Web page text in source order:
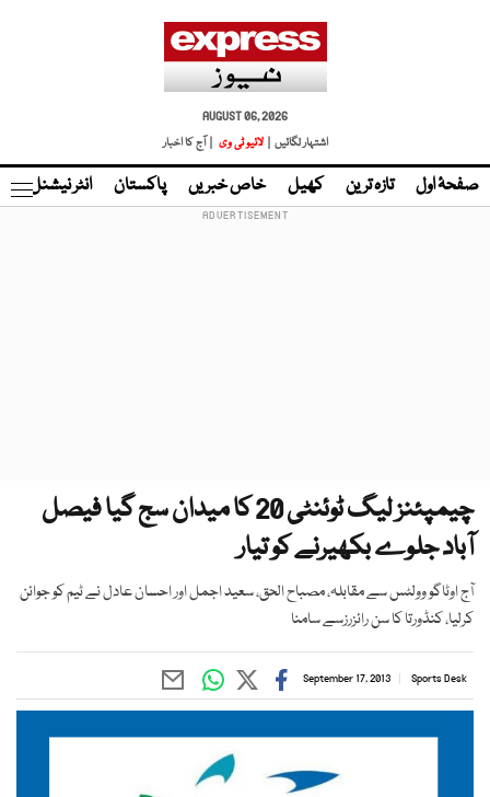
AUGUST 06, 2026
اشتہار لگائیں |
لائیو ٹی وی | آج کا اخبار
صفحۂ اول تازہ ترین کھیل خاص خبریں پاکستان انٹر نیشنل
چیمپئنز لیگ ٹوئنٹی 20 کا میدان سج گیا فیصل
آباد جلوے بکھیرنے کو تیار
آج اوٹاگو وولٹس سے مقابلہ، مصباح الحق، سعید اجمل اور احسان عادل نے ٹیم کو جوائن
کرلیا، کنڈورتا کا سن رائزرزسے سامنا
Sports Desk
September 17, 2013